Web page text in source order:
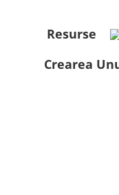
Resurse
Crearea